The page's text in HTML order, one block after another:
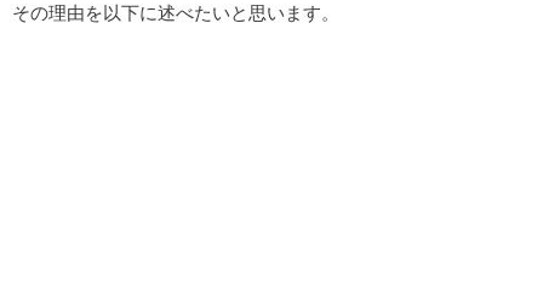
その理由を以下に述べたいと思います。